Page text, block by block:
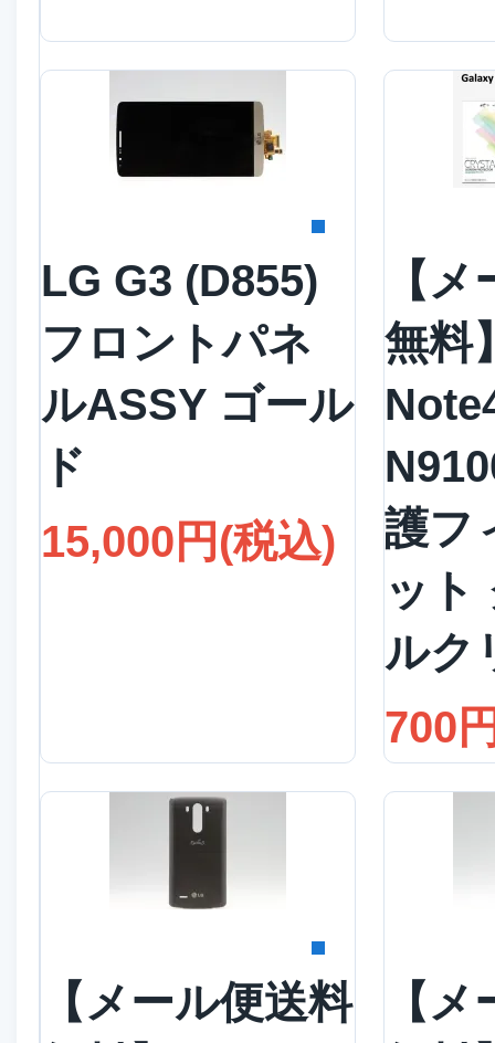
LG G3 (D855)
フロントパネ
ルASSY ゴール
ド
15,000円(税込)
【
無料
護フ
ット
ルク
700
【メール便送料
【